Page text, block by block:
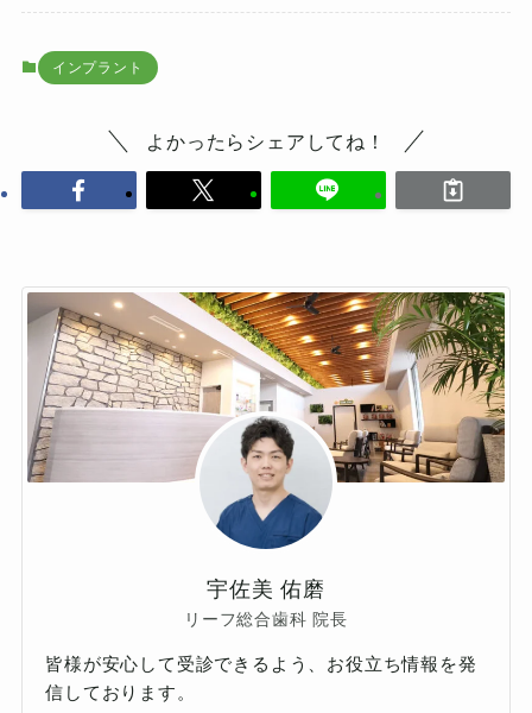
インプラント
よかったらシェアしてね！
宇佐美 佑磨
リーフ総合歯科 院長
皆様が安心して受診できるよう、お役立ち情報を発
信しております。